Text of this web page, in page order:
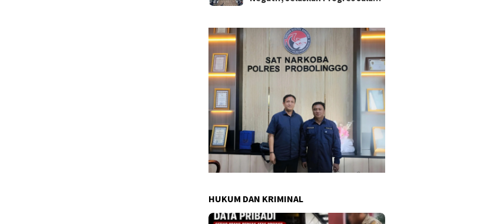
HUKUM DAN KRIMINAL